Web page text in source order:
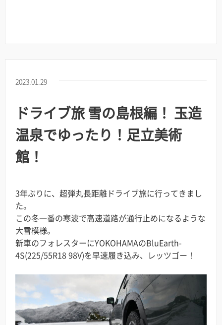
2023.01.29
ドライブ旅 雪の島根編！ 玉造
温泉でゆったり！足立美術
館！
3年ぶりに、超弾丸長距離ドライブ旅に行ってきまし
た。
この冬一番の寒波で高速道路が通行止めになるような
大雪模様。
新車のフォレスターにYOKOHAMAのBluEarth-
4S(225/55R18 98V)を早速履き込み、レッツゴー！